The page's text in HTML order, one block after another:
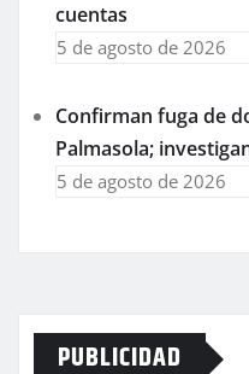
cuentas
5 de agosto de 2026
Confirman fuga de
Palmasola;
5 de agosto de 2026
PUBLICIDAD